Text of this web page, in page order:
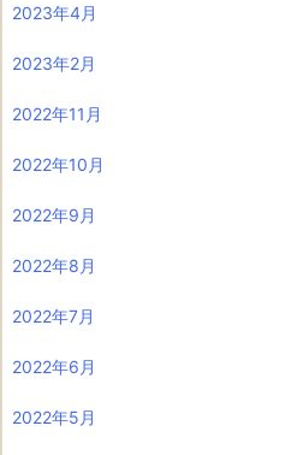
2023年4月
2023年2月
2022年11月
2022年10月
2022年9月
2022年8月
2022年7月
2022年6月
2022年5月